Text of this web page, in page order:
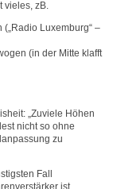
vieles, zB.
Luxemburg“ –
(in der Mitte klafft
„Zuviele Höhen
nicht so ohne
zu
Fall